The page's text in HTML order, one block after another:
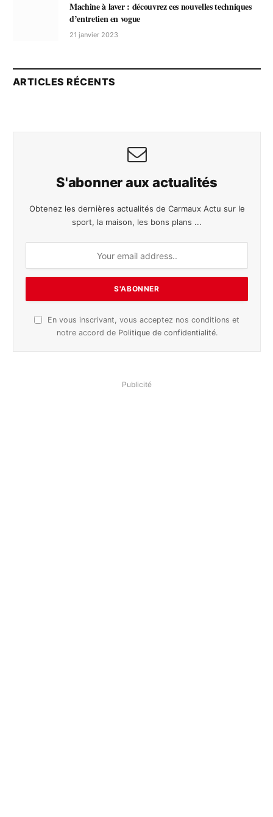
Machine à laver : découvrez ces nouvelles techniques
d’entretien en vogue
21 janvier 2023
ARTICLES RÉCENTS
S'abonner aux actualités
Obtenez les dernières actualités de Carmaux Actu sur le
sport, la maison, les bons plans ...
En vous inscrivant, vous acceptez nos conditions et
notre accord de Politique de confidentialité.
Publicité